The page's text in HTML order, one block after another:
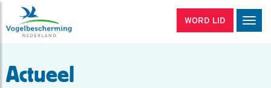
WORD LID
Actueel